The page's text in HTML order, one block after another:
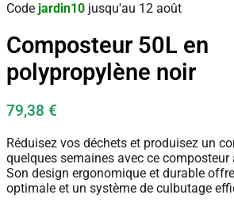
Code jardin10 jusqu'au 12 août
Composteur 50L en
polypropylène noir
79,38 €
Réduisez vos déchets et produisez un
quelques semaines avec ce composteur
Son design ergonomique et durable
optimale et un système de culbutage